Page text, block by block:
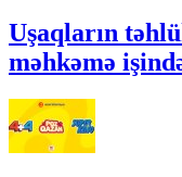
Uşaqların
məhkəmə